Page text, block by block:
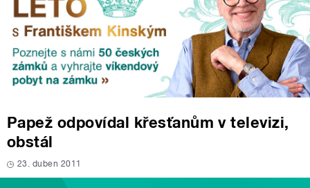
Papež odpovídal křesťanům v televizi,
obstál
23. duben 2011